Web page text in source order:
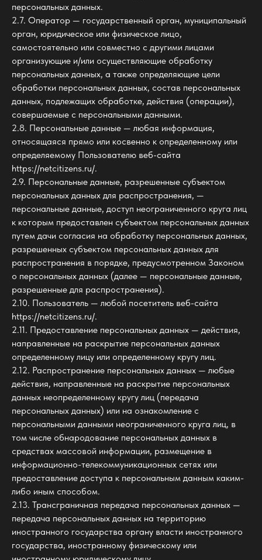
персональных данных.
2.7. Оператор — государственный орган, муниципальный
орган, юридическое или физическое лицо,
самостоятельно или совместно с другими лицами
организующие и/или осуществляющие обработку
персональных данных, а также определяющие цели
обработки персональных данных, состав персональных
данных, подлежащих обработке, действия (операции),
совершаемые с персональными данными.
2.8. Персональные данные — любая информация,
относящаяся прямо или косвенно к определенному или
определяемому Пользователю веб-сайта
https://netcitizens.ru/.
2.9. Персональные данные, разрешенные субъектом
персональных данных для распространения, —
персональные данные, доступ неограниченного круга лиц
к которым предоставлен субъектом персональных данных
путем дачи согласия на обработку персональных данных,
разрешенных субъектом персональных данных для
распространения в порядке, предусмотренном Законом
о персональных данных (далее — персональные данные,
разрешенные для распространения).
2.10. Пользователь — любой посетитель веб-сайта
https://netcitizens.ru/.
2.11. Предоставление персональных данных — действия,
направленные на раскрытие персональных данных
определенному лицу или определенному кругу лиц.
2.12. Распространение персональных данных — любые
действия, направленные на раскрытие персональных
данных неопределенному кругу лиц (передача
персональных данных) или на ознакомление с
персональными данными неограниченного круга лиц, в
том числе обнародование персональных данных в
средствах массовой информации, размещение в
информационно-телекоммуникационных сетях или
предоставление доступа к персональным данным каким-
либо иным способом.
2.13. Трансграничная передача персональных данных —
передача персональных данных на территорию
иностранного государства органу власти иностранного
государства, иностранному физическому или